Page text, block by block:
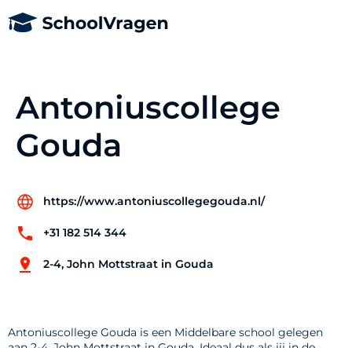
Antoniuscollege
Gouda
https://www.antoniuscollegegouda.nl/
+31 182 514 344
2-4, John Mottstraat in Gouda
Antoniuscollege Gouda is een Middelbare school gelegen